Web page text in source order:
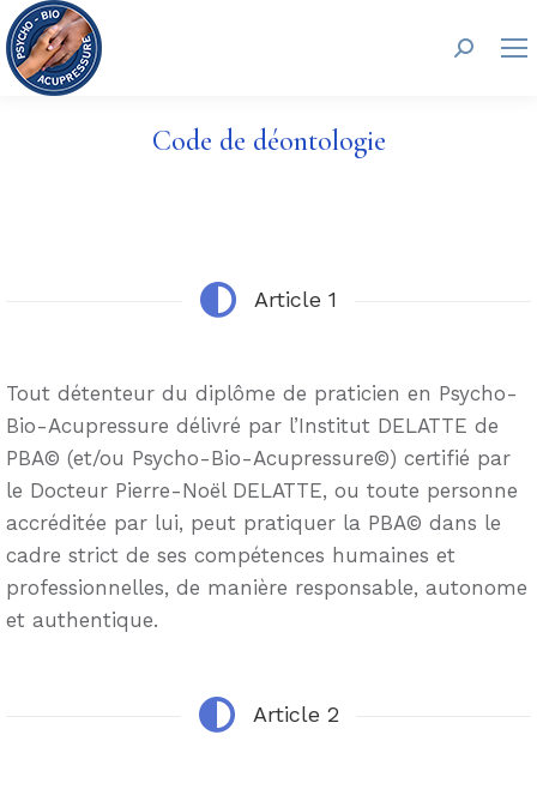
Code de déontologie
Article 1
Tout détenteur du diplôme de praticien en Psycho-
Bio-Acupressure délivré par l’Institut DELATTE de
PBA© (et/ou Psycho-Bio-Acupressure©) certifié par
le Docteur Pierre-Noël DELATTE, ou toute personne
accréditée par lui, peut pratiquer la PBA© dans le
cadre strict de ses compétences humaines et
professionnelles, de manière responsable, autonome
et authentique.
Article 2